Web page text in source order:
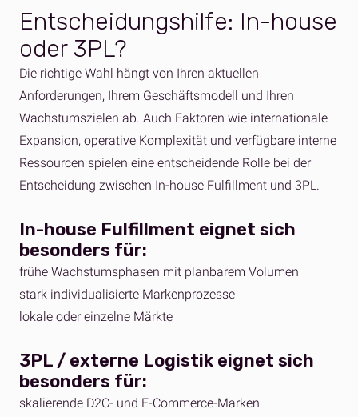
Entscheidungshilfe: In-house
oder 3PL?
Die richtige Wahl hängt von Ihren aktuellen
Anforderungen, Ihrem Geschäftsmodell und Ihren
Wachstumszielen ab. Auch Faktoren wie internationale
Expansion, operative Komplexität und verfügbare interne
Ressourcen spielen eine entscheidende Rolle bei der
Entscheidung zwischen In-house Fulfillment und 3PL.
In-house Fulfillment eignet sich
besonders für:
frühe Wachstumsphasen mit planbarem Volumen
stark individualisierte Markenprozesse
lokale oder einzelne Märkte
3PL / externe Logistik eignet sich
besonders für:
skalierende D2C- und E-Commerce-Marken